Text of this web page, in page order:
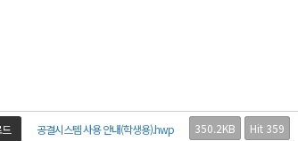
공결시스템 사용 안내(학생용).hwp 350.2KB Hit 359